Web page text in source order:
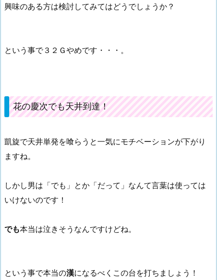
興味のある方は検討してみてはどうでしょうか？
という事で３２Ｇやめです・・・。
花の慶次でも天井到達！
凱旋で天井単発を喰らうと一気にモチベーションが下がり
ますね。
しかし男は「でも」とか「だって」なんて言葉は使っては
いけないのです！
でも本当は泣きそうなんですけどね。
という事で本当の漢になるべくこの台を打ちましょう！